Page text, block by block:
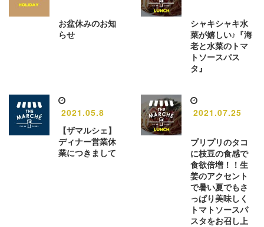
お盆休みのお知
らせ
シャキシャキ水
菜が嬉しい♪『海
老と水菜のトマ
トソースパス
タ』
2021.05.8
【ザマルシェ】
ディナー営業休
業につきまして
2021.07.25
プリプリのタコ
に枝豆の食感で
食欲倍増！！生
姜のアクセント
で暑い夏でもさ
っぱり美味しく
トマトソースパ
スタをお召し上